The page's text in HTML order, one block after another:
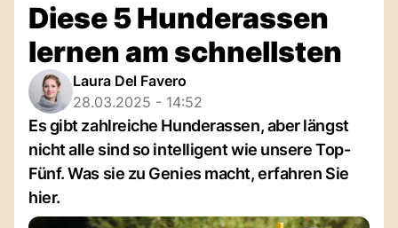
Diese 5 Hunderassen
lernen am schnellsten
Laura Del Favero
28.03.2025 - 14:52
Es gibt zahlreiche Hunderassen, aber längst
nicht alle sind so intelligent wie unsere Top-
Fünf. Was sie zu Genies macht, erfahren Sie
hier.